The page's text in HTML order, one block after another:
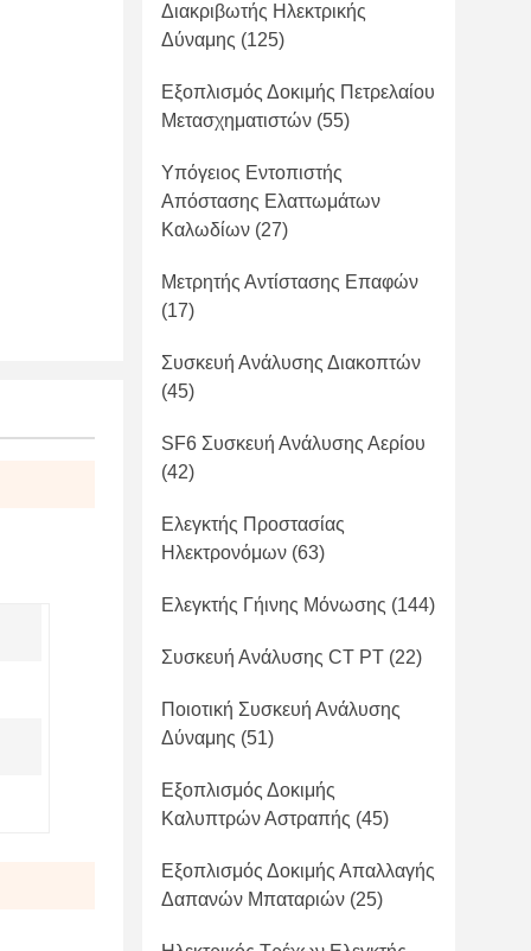
Διακριβωτής Ηλεκτρικής
Δύναμης (125)
Εξοπλισμός Δοκιμής Πετρελαίου
Μετασχηματιστών (55)
Υπόγειος Εντοπιστής
Απόστασης Ελαττωμάτων
Καλωδίων (27)
Μετρητής Αντίστασης Επαφών
(17)
Συσκευή Ανάλυσης Διακοπτών
(45)
SF6 Συσκευή Ανάλυσης Αερίου
(42)
Ελεγκτής Προστασίας
Ηλεκτρονόμων (63)
Ελεγκτής Γήινης Μόνωσης (144)
Συσκευή Ανάλυσης CT PT (22)
Ποιοτική Συσκευή Ανάλυσης
Δύναμης (51)
Εξοπλισμός Δοκιμής
Καλυπτρών Αστραπής (45)
Εξοπλισμός Δοκιμής Απαλλαγής
Δαπανών Μπαταριών (25)